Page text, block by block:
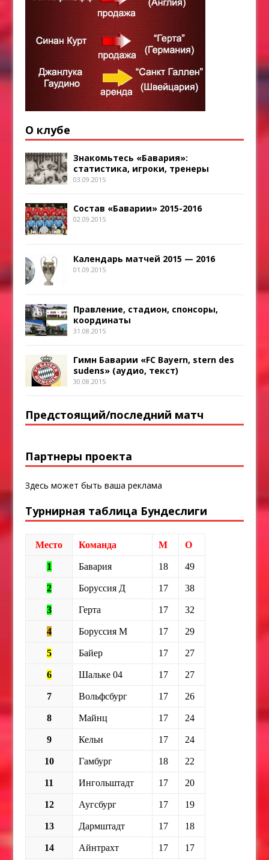
О клубе
Знакомьтесь «Бавария»:
статистика, игроки, тренеры
03.09.2015
Состав «Баварии» 2015-2016
02.09.2015
Календарь матчей 2015 — 2016
01.09.2015
Правление, стадион, спонсоры,
координаты
31.08.2015
Гимн Баварии «FC Bayern, stern des
sudens» (аудио, текст)
30.08.2015
Предстоящий/последний матч
Партнеры проекта
Здесь может быть ваша реклама
Турнирная таблица Бундеслиги
Место Команда М О
1 Бавария 18 49
2 Боруссия Д 17 38
3 Герта 17 32
4 Боруссия М 17 29
5 Байер 17 27
6 Шальке 04 17 27
7 Вольфсбург 17 26
8 Майнц 17 24
9 Кельн 17 24
10 Гамбург 18 22
11 Ингольштадт 17 20
12 Аугсбург 17 19
13 Дармштадт 17 18
14 Айнтрахт 17 17